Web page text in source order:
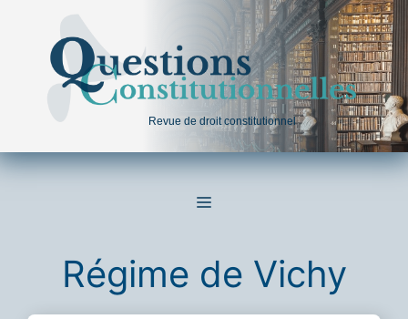
contenu
Revue de droit constitutionnel
MENU
Régime de Vichy